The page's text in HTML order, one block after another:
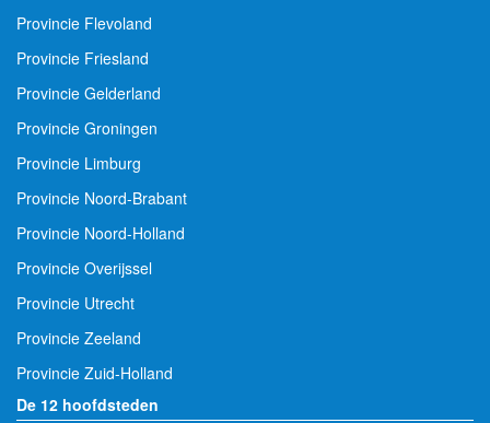
Provincie Flevoland
Provincie Friesland
Provincie Gelderland
Provincie Groningen
Provincie Limburg
Provincie Noord-Brabant
Provincie Noord-Holland
Provincie Overijssel
Provincie Utrecht
Provincie Zeeland
Provincie Zuid-Holland
De 12 hoofdsteden